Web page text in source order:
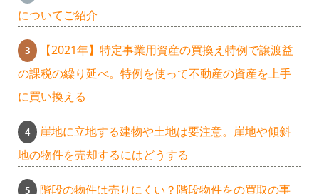
についてご紹介
【2021年】特定事業用資産の買換え特例で譲渡益
の課税の繰り延べ。特例を使って不動産の資産を上手
に買い換える
崖地に立地する建物や土地は要注意。崖地や傾斜
地の物件を売却するにはどうする
階段の物件は売りにくい？階段物件をの買取の事